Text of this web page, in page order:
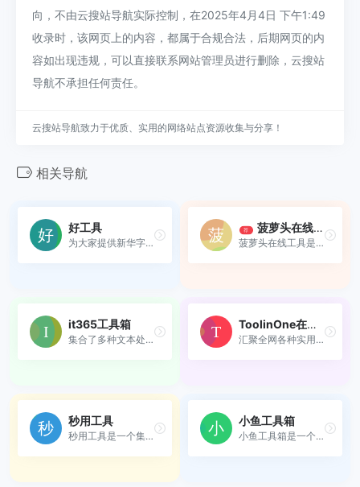
向，不由云搜站导航实际控制，在2025年4月4日 下午1:49
收录时，该网页上的内容，都属于合规合法，后期网页的内
容如出现违规，可以直接联系网站管理员进行删除，云搜站
导航不承担任何责任。
云搜站导航致力于优质、实用的网络站点资源收集与分享！
相关导航
好工具
为大家提供新华字典，词语在...
荐 菠萝头在线工具
菠萝头在线工具是一个在线实...
it365工具箱
集合了多种文本处理和文件处...
ToolinOne在线工具箱
汇聚全网各种实用在线工具，...
秒用工具
秒用工具是一个集合多种免费...
小鱼工具箱
小鱼工具箱是一个集合了多类...